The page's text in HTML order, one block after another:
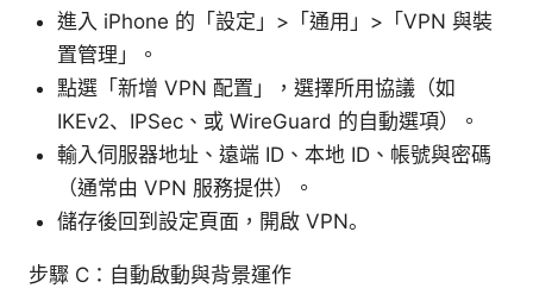
進入 iPhone 的「設定」>「通用」>「VPN 與裝
置管理」。
點選「新增 VPN 配置」，選擇所用協議（如
IKEv2、IPSec、或 WireGuard 的自動選項）。
輸入伺服器地址、遠端 ID、本地 ID、帳號與密碼
（通常由 VPN 服務提供）。
儲存後回到設定頁面，開啟 VPN。
步驟 C：自動啟動與背景運作